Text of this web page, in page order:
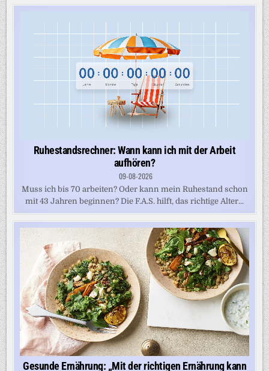
Ruhestandsrechner: Wann kann ich mit der Arbeit
aufhören?
09-08-2026
Muss ich bis 70 arbeiten? Oder kann mein Ruhestand schon
mit 43 Jahren beginnen? Die F.A.S. hilft, das richtige Alter...
Gesunde Ernährung: „Mit der richtigen Ernährung kann